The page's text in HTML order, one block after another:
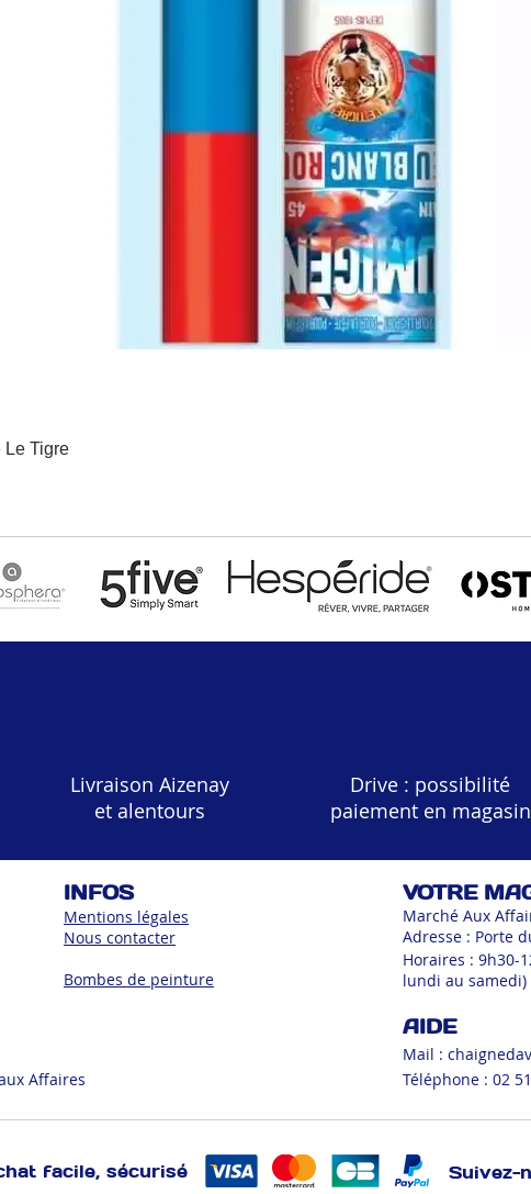
Le Tigre
Livraison Aizenay
et alentours
Drive : possibilité
paiement en magasin
INFOS
Mentions légales
Nous contacter
Bombes de peinture
Affaires
VOTRE
Marché Aux
Adresse : Porte
Horaires : 9h30-
lundi au samedi)
AIDE
Mail :
Téléphone : 02
facile, sécurisé Suivez-